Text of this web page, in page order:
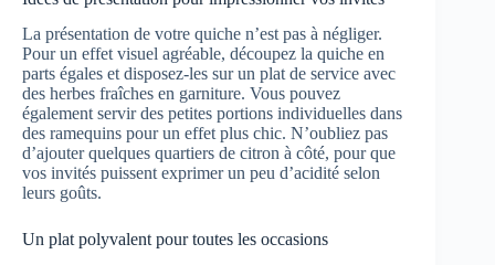
La présentation de votre quiche n’est pas à négliger.
Pour un effet visuel agréable, découpez la quiche en
parts égales et disposez-les sur un plat de service avec
des herbes fraîches en garniture. Vous pouvez
également servir des petites portions individuelles dans
des ramequins pour un effet plus chic. N’oubliez pas
d’ajouter quelques quartiers de citron à côté, pour que
vos invités puissent exprimer un peu d’acidité selon
leurs goûts.
Un plat polyvalent pour toutes les occasions